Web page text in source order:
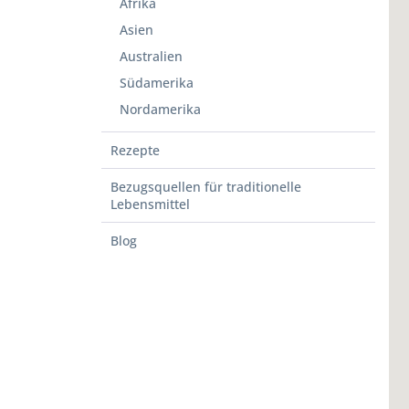
Asien
Australien
Südamerika
Nordamerika
Rezepte
Bezugsquellen für traditionelle
Lebensmittel
Blog